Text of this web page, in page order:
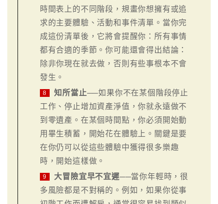
時間表上的不同階段，規畫你想擁有或追
求的主要體驗、活動和事件清單。當你完
成這份清單後，它將會提醒你：所有事情
都有合適的季節。你可能還會得出結論：
除非你現在就去做，否則有些事根本不會
發生。
8 知所當止──如果你不在某個階段停止
工作、停止增加資產淨值，你就永遠做不
到零遺產。在某個時間點，你必須開始動
用畢生積蓄，開始花在體驗上。關鍵是要
在你仍可以從這些體驗中獲得很多樂趣
時，開始這樣做。
9 大冒險宜早不宜遲──當你年輕時，很
多風險都是不對稱的。例如，如果你從事